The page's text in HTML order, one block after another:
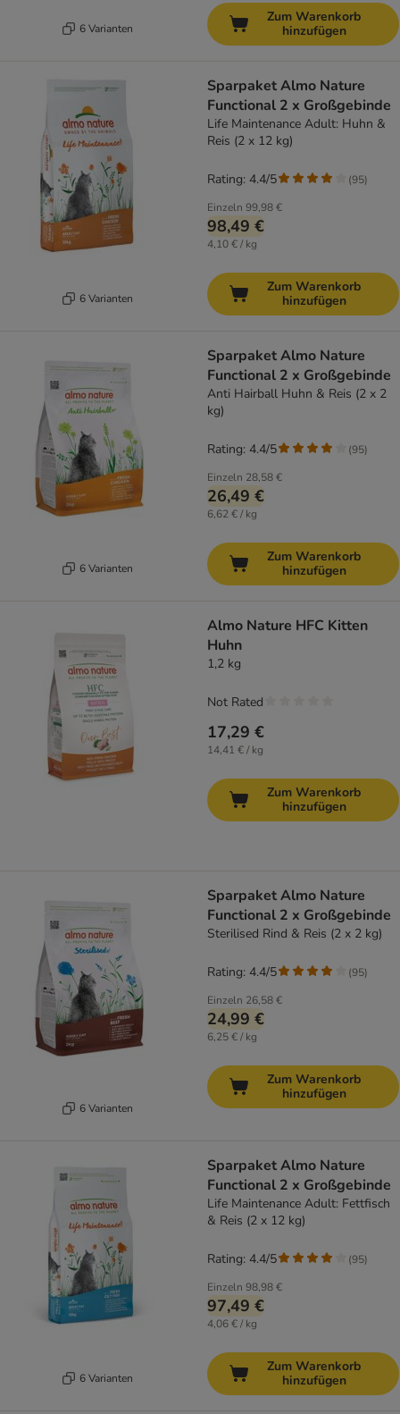
6 Varianten
Zum Warenkorb
hinzufügen
6 Varianten
Sparpaket Almo Nature
Functional 2 x Großgebinde
Life Maintenance Adult: Huhn &
Reis (2 x 12 kg)
Einzeln 99,98 €
98,49 €
4,10 € / kg
Rating: 4.4/5 (95)
Zum Warenkorb
hinzufügen
6 Varianten
Sparpaket Almo Nature
Functional 2 x Großgebinde
Anti Hairball Huhn & Reis (2 x 2
kg)
Einzeln 28,58 €
26,49 €
6,62 € / kg
Rating: 4.4/5 (95)
Zum Warenkorb
hinzufügen
Almo Nature HFC Kitten
Huhn
1,2 kg
17,29 €
14,41 € / kg
Not Rated
Zum Warenkorb
hinzufügen
6 Varianten
Sparpaket Almo Nature
Functional 2 x Großgebinde
Sterilised Rind & Reis (2 x 2 kg)
Einzeln 26,58 €
24,99 €
6,25 € / kg
Rating: 4.4/5 (95)
Zum Warenkorb
hinzufügen
6 Varianten
Sparpaket Almo Nature
Functional 2 x Großgebinde
Life Maintenance Adult: Fettfisch
& Reis (2 x 12 kg)
Einzeln 98,98 €
97,49 €
4,06 € / kg
Rating: 4.4/5 (95)
Zum Warenkorb
hinzufügen